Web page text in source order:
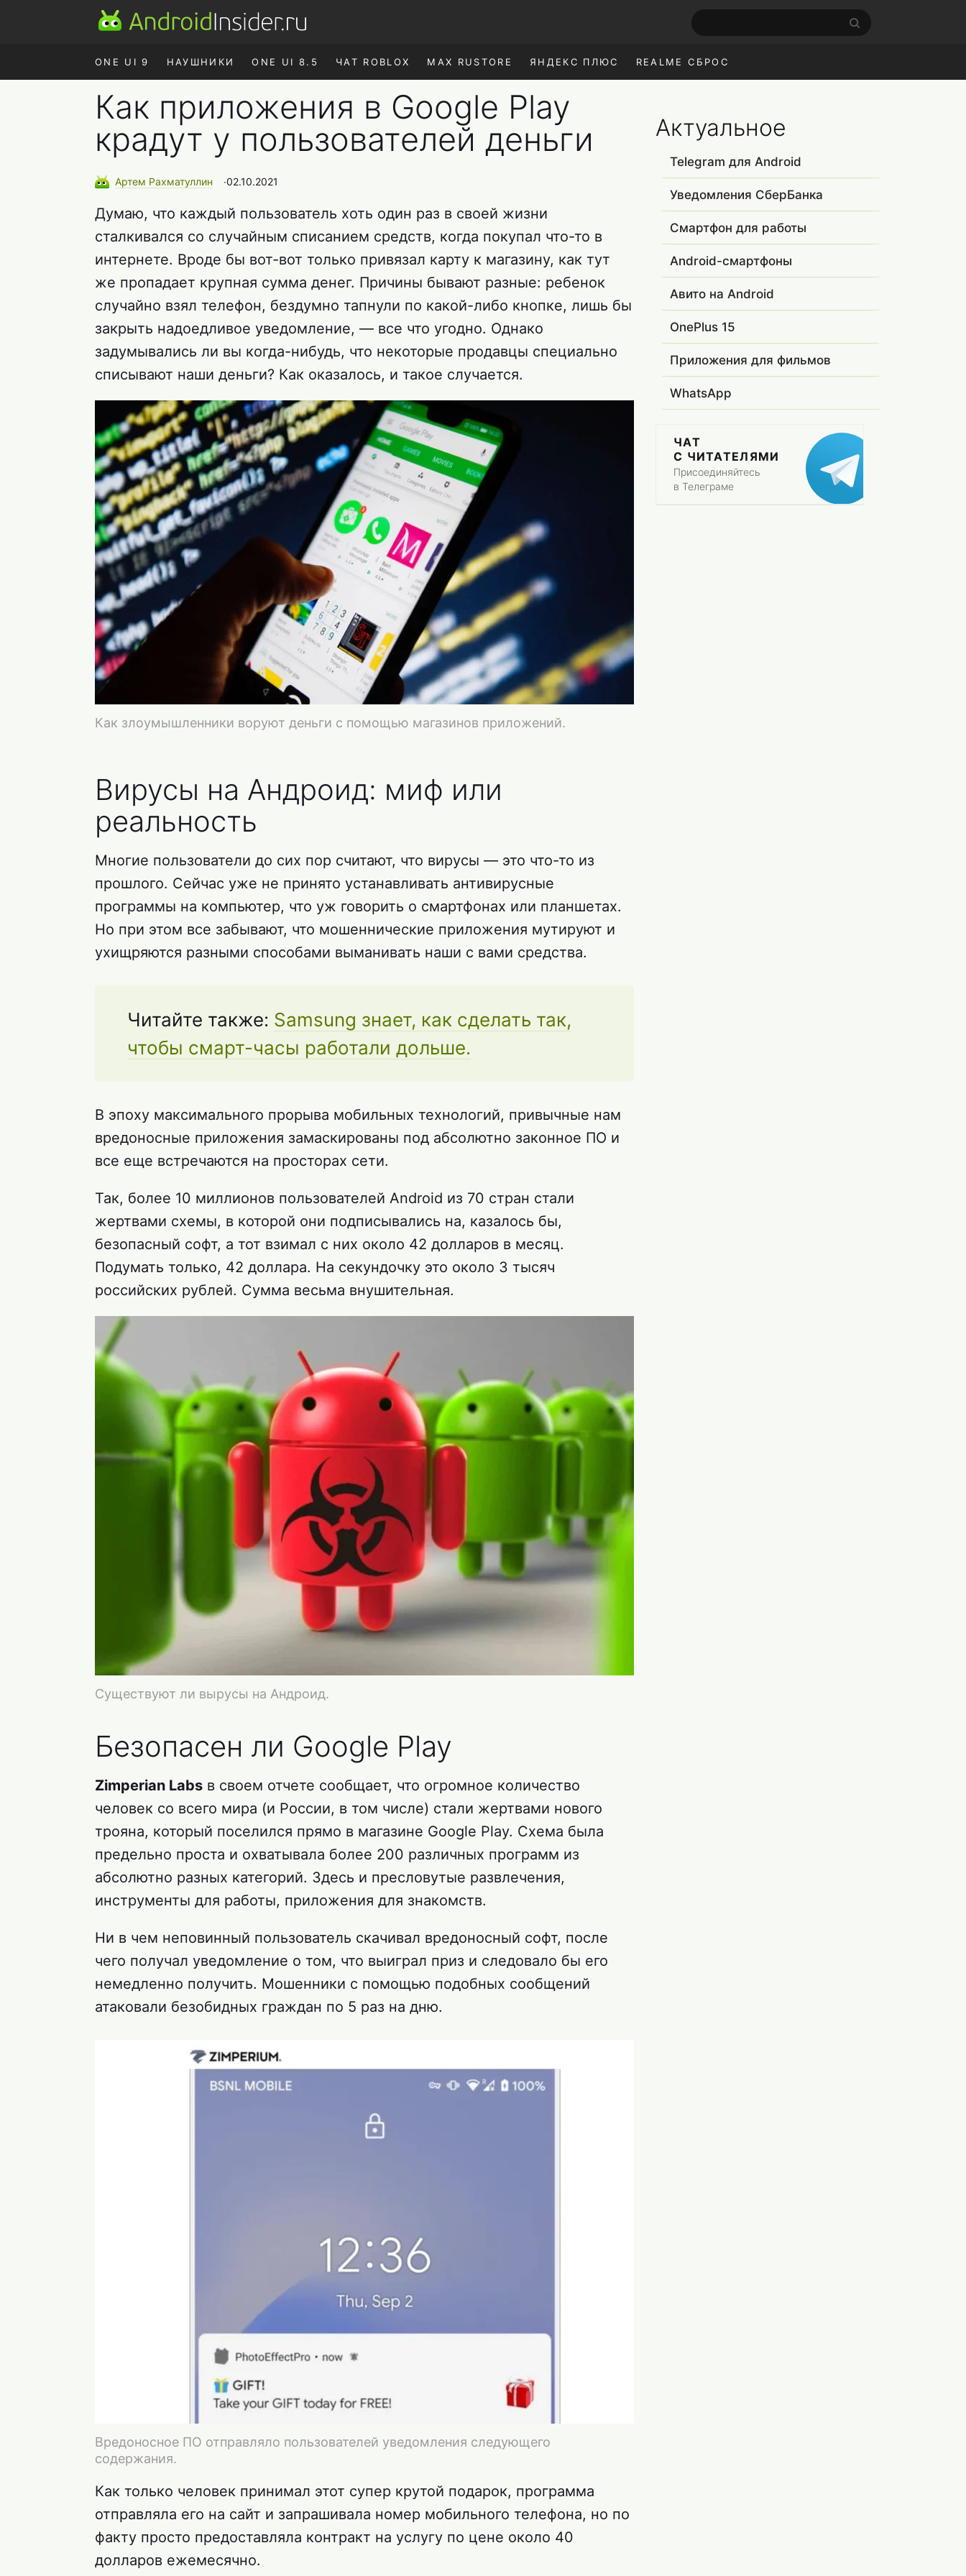
ONE UI 9 НАУШНИКИ ONE UI 8.5 ЧАТ ROBLOX MAX RUSTORE ЯНДЕКС ПЛЮС REALME СБРОС
Как приложения в Google Play
крадут у пользователей деньги
Артем Рахматуллин ∙02.10.2021
Думаю, что каждый пользователь хоть один раз в своей жизни
сталкивался со случайным списанием средств, когда покупал что-то в
интернете. Вроде бы вот-вот только привязал карту к магазину, как тут
же пропадает крупная сумма денег. Причины бывают разные: ребенок
случайно взял телефон, бездумно тапнули по какой-либо кнопке, лишь бы
закрыть надоедливое уведомление, — все что угодно. Однако
задумывались ли вы когда-нибудь, что некоторые продавцы специально
списывают наши деньги? Как оказалось, и такое случается.
Как злоумышленники воруют деньги с помощью магазинов приложений.
Вирусы на Андроид: миф или
реальность
Многие пользователи до сих пор считают, что вирусы — это что-то из
прошлого. Сейчас уже не принято устанавливать антивирусные
программы на компьютер, что уж говорить о смартфонах или планшетах.
Но при этом все забывают, что мошеннические приложения мутируют и
ухищряются разными способами выманивать наши с вами средства.
Читайте также: Samsung знает, как сделать так,
чтобы смарт-часы работали дольше.
В эпоху максимального прорыва мобильных технологий, привычные нам
вредоносные приложения замаскированы под абсолютно законное ПО и
все еще встречаются на просторах сети.
Так, более 10 миллионов пользователей Android из 70 стран стали
жертвами схемы, в которой они подписывались на, казалось бы,
безопасный софт, а тот взимал с них около 42 долларов в месяц.
Подумать только, 42 доллара. На секундочку это около 3 тысяч
российских рублей. Сумма весьма внушительная.
Существуют ли вырусы на Андроид.
Безопасен ли Google Play
Zimperian Labs в своем отчете сообщает, что огромное количество
человек со всего мира (и России, в том числе) стали жертвами нового
трояна, который поселился прямо в магазине Google Play. Схема была
предельно проста и охватывала более 200 различных программ из
абсолютно разных категорий. Здесь и пресловутые развлечения,
инструменты для работы, приложения для знакомств.
Ни в чем неповинный пользователь скачивал вредоносный софт, после
чего получал уведомление о том, что выиграл приз и следовало бы его
немедленно получить. Мошенники с помощью подобных сообщений
атаковали безобидных граждан по 5 раз на дню.
Вредоносное ПО отправляло пользователей уведомления следующего
содержания.
Как только человек принимал этот супер крутой подарок, программа
отправляла его на сайт и запрашивала номер мобильного телефона, но по
факту просто предоставляла контракт на услугу по цене около 40
долларов ежемесячно.
Актуальное
Telegram для Android
Уведомления СберБанка
Смартфон для работы
Android-смартфоны
Авито на Android
OnePlus 15
Приложения для фильмов
WhatsApp
ЧАТ
С ЧИТАТЕЛЯМИ
Присоединяйтесь
в Телеграме